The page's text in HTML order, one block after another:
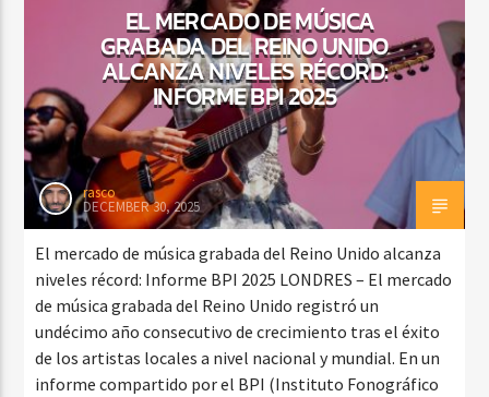
EL MERCADO DE MÚSICA
GRABADA DEL REINO UNIDO
ALCANZA NIVELES RÉCORD:
INFORME BPI 2025
rasco
DECEMBER 30, 2025
El mercado de música grabada del Reino Unido alcanza
niveles récord: Informe BPI 2025 LONDRES – El mercado
de música grabada del Reino Unido registró un
undécimo año consecutivo de crecimiento tras el éxito
de los artistas locales a nivel nacional y mundial. En un
informe compartido por el BPI (Instituto Fonográfico